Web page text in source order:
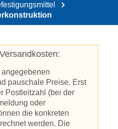
pauschale Preise. Erst
Postleitzahl (bei der
oder
die konkreten
werden. Die